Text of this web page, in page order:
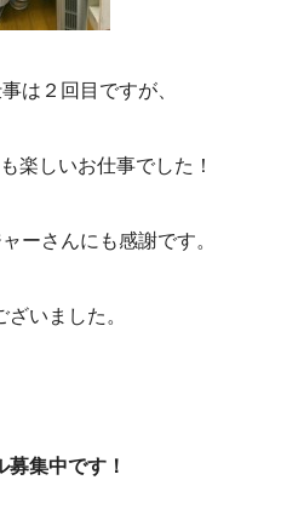
は２回目ですが、
楽しいお仕事でした！
ーさんにも感謝です。
いました。
集中です！